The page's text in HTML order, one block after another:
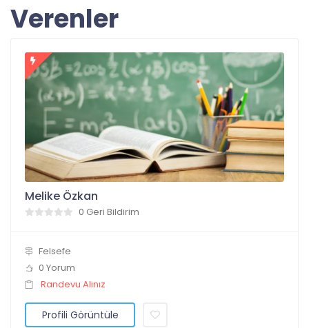
Verenler
Melike Özkan
0 Geri Bildirim
Felsefe
0 Yorum
Randevu Alınız
Profili Görüntüle